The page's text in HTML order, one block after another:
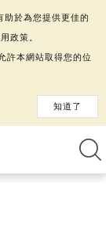
於為您提供更佳的
政策。
許本網站取得您的位
知道了